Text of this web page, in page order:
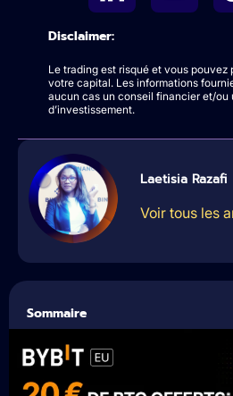
Disclaimer:
Le trading est risqué et vous pouvez
votre capital. Les informations
aucun cas un conseil financier et/ou
d’investissement.
Laetisia Razafi
Voir tous les
Sommaire